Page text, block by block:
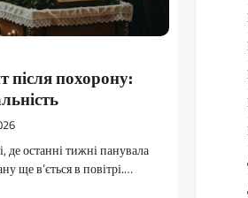
похорону:
де останні тижні панувала
ще в’ється в повітрі.…